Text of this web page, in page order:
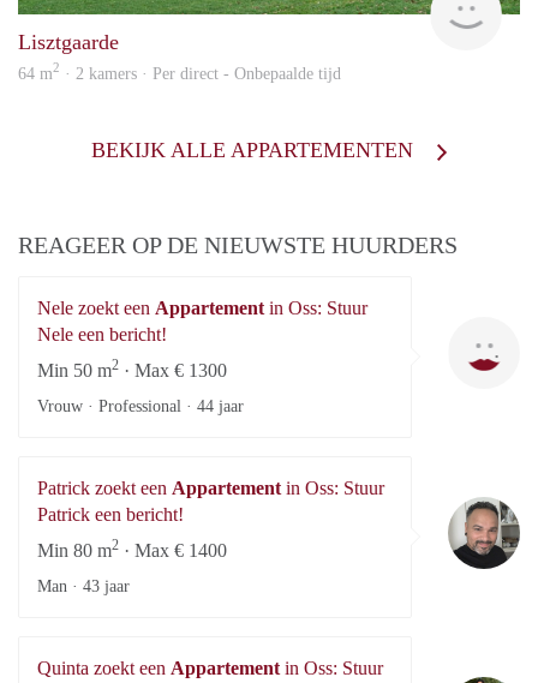
Lisztgaarde
64 m2 · 2 kamers · Per direct - Onbepaalde tijd
BEKIJK ALLE APPARTEMENTEN
REAGEER OP DE NIEUWSTE HUURDERS
Nele zoekt een Appartement in Oss: Stuur
Nele een bericht!
Min 50 m2 · Max € 1300
Vrouw · Professional · 44 jaar
Patrick zoekt een Appartement in Oss: Stuur
Patrick een bericht!
Min 80 m2 · Max € 1400
Man · 43 jaar
Quinta zoekt een Appartement in Oss: Stuur